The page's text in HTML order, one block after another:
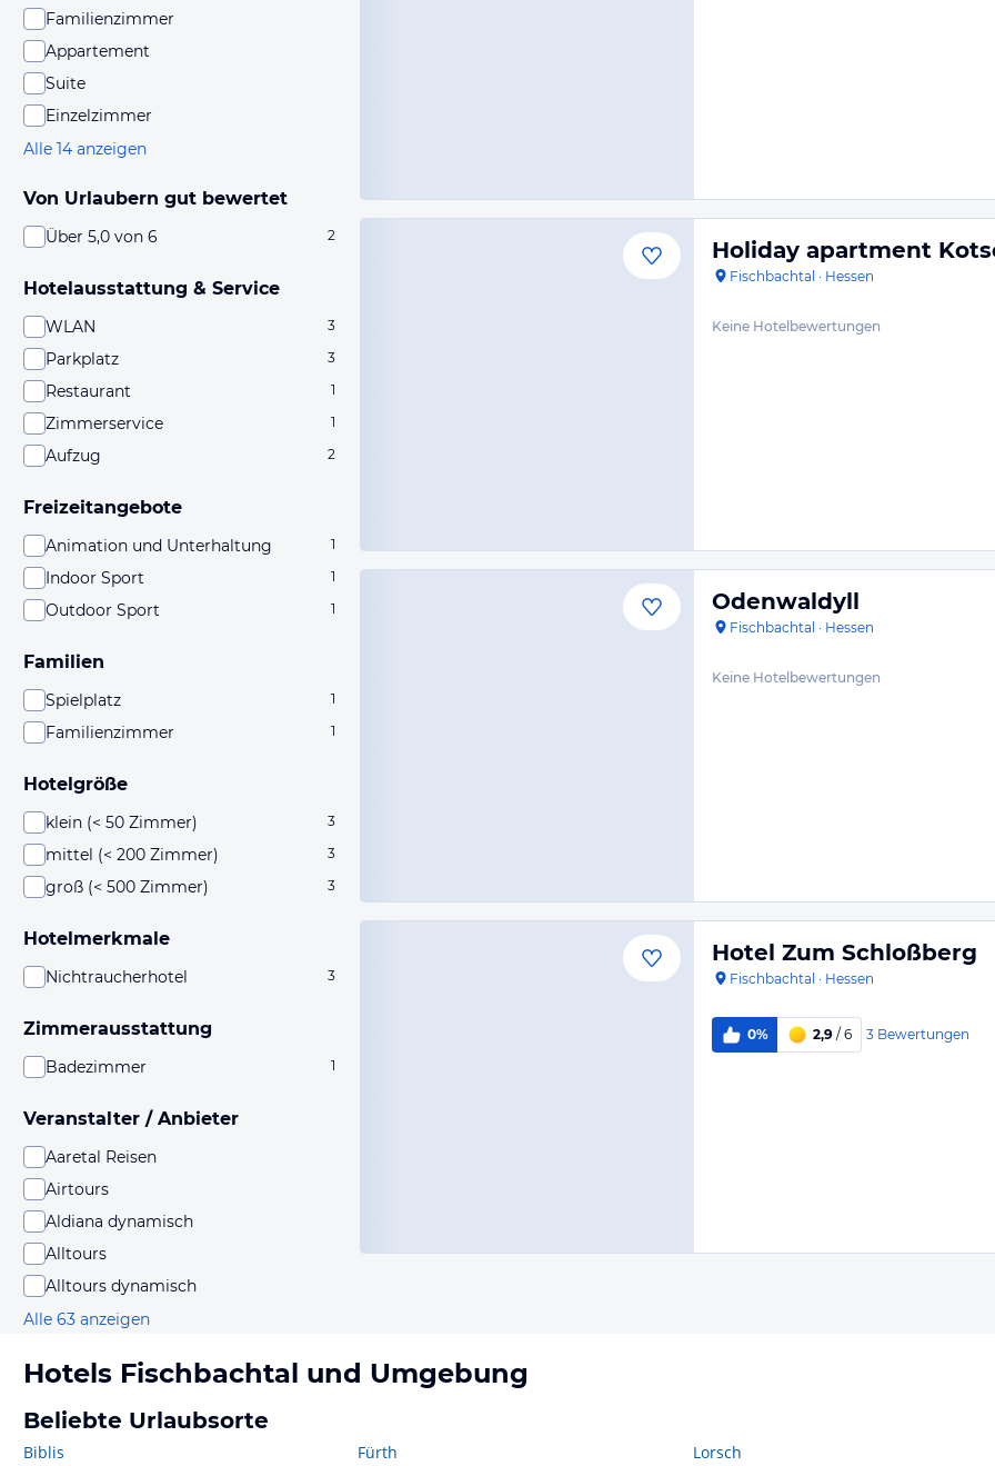
Familienzimmer
Appartement
Suite
Einzelzimmer
Alle 14 anzeigen
Von Urlaubern gut bewertet
Über 5,0 von 6 2
Hotelausstattung & Service
WLAN 3
Parkplatz 3
Restaurant 1
Zimmerservice 1
Aufzug 2
Freizeitangebote
Animation und Unterhaltung 1
Indoor Sport 1
Outdoor Sport 1
Familien
Spielplatz 1
Familienzimmer 1
Hotelgröße
klein (< 50 Zimmer) 3
mittel (< 200 Zimmer) 3
groß (< 500 Zimmer) 3
Hotelmerkmale
Nichtraucherhotel 3
Zimmerausstattung
Badezimmer 1
Veranstalter / Anbieter
Aaretal Reisen
Airtours
Aldiana dynamisch
Alltours
Alltours dynamisch
Alle 63 anzeigen
Holiday apartment
Fischbachtal · Hessen
Keine Hotelbewertungen
Odenwaldyll
Fischbachtal · Hessen
Keine Hotelbewertungen
Hotel Zum Schloßberg
Fischbachtal · Hessen
0% 2,9 / 6 3 Bewertungen
Hotels Fischbachtal und Umgebung
Beliebte Urlaubsorte
Biblis
Fürth
Lorsch